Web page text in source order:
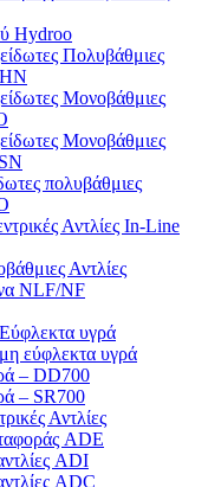
Ηydroo
Πολυβάθμιες
Μονοβάθμιες
Μονοβάθμιες
πολυβάθμιες
Αντλίες In-Line
Αντλίες
NLF/NF
υγρά
εύφλεκτα υγρά
– DD700
– SR700
Αντλίες
ADE
ADI
ADC